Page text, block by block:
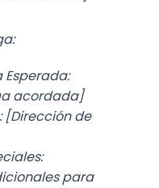
Esperada:
acordada]
[Dirección de
para